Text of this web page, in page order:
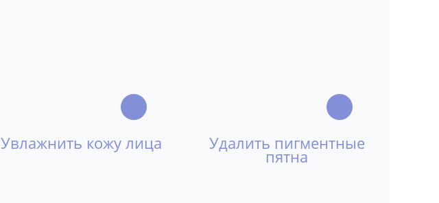
Увлажнить кожу лица Удалить пигментные
пятна